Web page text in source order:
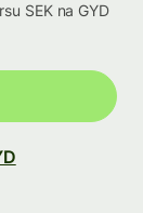
SEK na GYD